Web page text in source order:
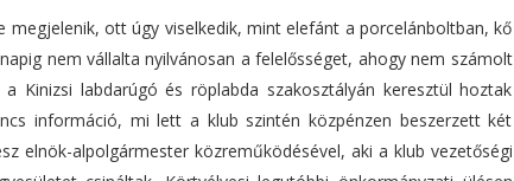
ott úgy viselkedik, mint elefánt a porcelánboltban, kő
nem vállalta nyilvánosan a felelősséget, ahogy nem számolt
labdarúgó és röplabda szakosztályán keresztül hoztak
információ, mi lett a klub szintén közpénzen beszerzett két
elnök-alpolgármester közreműködésével, aki a klub vezetőségi